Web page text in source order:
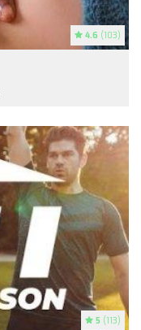
4.6 (103)
5 (113)